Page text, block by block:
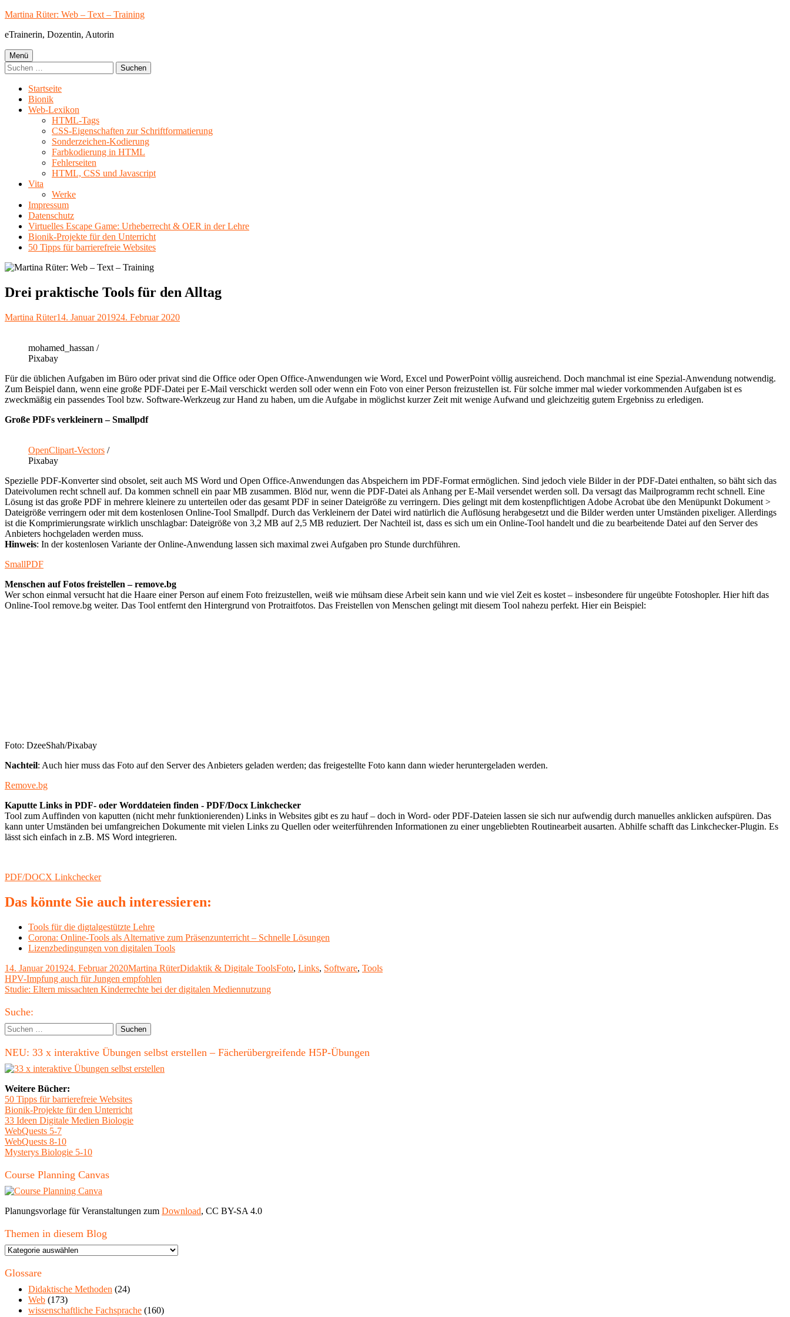
Springe
Inhalt
Martina Rüter: Web – Text – Training
eTrainerin, Dozentin, Autorin
Primäres
Menü
Menü
Suchen
nach:
Startseite
Bionik
Web-Lexikon
HTML-Tags
CSS-Eigenschaften zur Schriftformatierung
Sonderzeichen-Kodierung
Farbkodierung in HTML
Fehlerseiten
HTML, CSS und Javascript
Vita
Werke
Impressum
Datenschutz
Virtuelles Escape Game: Urheberrecht & OER in der Lehre
Bionik-Projekte für den Unterricht
50 Tipps für barrierefreie Websites
Drei praktische Tools für den Alltag
Autor
Martina RüterVeröffentlicht
14. Januar 201924. Februar 2020
mohamed_hassan /
Pixabay
Für die üblichen Aufgaben im Büro oder privat sind die Office oder Open Office-Anwendungen wie Word, Excel und PowerPoint völlig ausreichend. Doch manchmal ist eine Spezial-Anwendung notwendig.
Zum Beispiel dann, wenn eine große PDF-Datei per E-Mail verschickt werden soll oder wenn ein Foto von einer Person freizustellen ist. Für solche immer mal wieder vorkommenden Aufgaben ist es
zweckmäßig ein passendes Tool bzw. Software-Werkzeug zur Hand zu haben, um die Aufgabe in möglichst kurzer Zeit mit wenige Aufwand und gleichzeitig gutem Ergebniss zu erledigen.
Große PDFs verkleinern – Smallpdf
OpenClipart-Vectors /
Pixabay
Spezielle PDF-Konverter sind obsolet, seit auch MS Word und Open Office-Anwendungen das Abspeichern im PDF-Format ermöglichen. Sind jedoch viele Bilder in der PDF-Datei enthalten, so bäht sich das
Dateivolumen recht schnell auf. Da kommen schnell ein paar MB zusammen. Blöd nur, wenn die PDF-Datei als Anhang per E-Mail versendet werden soll. Da versagt das Mailprogramm recht schnell. Eine
Lösung ist das große PDF in mehrere kleinere zu unterteilen oder das gesamt PDF in seiner Dateigröße zu verringern. Dies gelingt mit dem kostenpflichtigen Adobe Acrobat übe den Menüpunkt Dokument >
Dateigröße verringern oder mit dem kostenlosen Online-Tool Smallpdf. Durch das Verkleinern der Datei wird natürlich die Auflösung herabgesetzt und die Bilder werden unter Umständen pixeliger. Allerdings
ist die Komprimierungsrate wirklich unschlagbar: Dateigröße von 3,2 MB auf 2,5 MB reduziert. Der Nachteil ist, dass es sich um ein Online-Tool handelt und die zu bearbeitende Datei auf den Server des
Anbieters hochgeladen werden muss.
Hinweis: In der kostenlosen Variante der Online-Anwendung lassen sich maximal zwei Aufgaben pro Stunde durchführen.
SmallPDF
Menschen auf Fotos freistellen – remove.bg
Wer schon einmal versucht hat die Haare einer Person auf einem Foto freizustellen, weiß wie mühsam diese Arbeit sein kann und wie viel Zeit es kostet – insbesondere für ungeübte Fotoshopler. Hier hift das
Online-Tool remove.bg weiter. Das Tool entfernt den Hintergrund von Protraitfotos. Das Freistellen von Menschen gelingt mit diesem Tool nahezu perfekt. Hier ein Beispiel:
Foto: DzeeShah/Pixabay
Nachteil: Auch hier muss das Foto auf den Server des Anbieters geladen werden; das freigestellte Foto kann dann wieder heruntergeladen werden.
Remove.bg
Kaputte Links in PDF- oder Worddateien finden - PDF/Docx Linkchecker
Tool zum Auffinden von kaputten (nicht mehr funktionierenden) Links in Websites gibt es zu hauf – doch in Word- oder PDF-Dateien lassen sie sich nur aufwendig durch manuelles anklicken aufspüren. Das
kann unter Umständen bei umfangreichen Dokumente mit vielen Links zu Quellen oder weiterführenden Informationen zu einer ungebliebten Routinearbeit ausarten. Abhilfe schafft das Linkchecker-Plugin. Es
lässt sich einfach in z.B. MS Word integrieren.
PDF/DOCX Linkchecker
Das könnte Sie auch interessieren:
Tools für die digtalgestützte Lehre
Corona: Online-Tools als Alternative zum Präsenzunterricht – Schnelle Lösungen
Lizenzbedingungen von digitalen Tools
Veröffentlicht
am
14. Januar 201924. Februar 2020Autor
Martina RüterKategorien
Didaktik & Digitale ToolsSchlagwörter
Foto, Links, Software, Tools
Beitragsnavigation
Vorheriger
Beitrag:
HPV-Impfung auch für Jungen empfohlen
Nächster
Studie: Eltern missachten Kinderrechte bei der digitalen Mediennutzung
Haupt-
Seitenleiste
Suche:
Suchen
nach:
NEU: 33 x interaktive Übungen selbst erstellen – Fächerübergreifende H5P-Übungen
Weitere Bücher:
50 Tipps für barrierefreie Websites
Bionik-Projekte für den Unterricht
33 Ideen Digitale Medien Biologie
WebQuests 5-7
WebQuests 8-10
Mysterys Biologie 5-10
Course Planning Canvas
Planungsvorlage für Veranstaltungen zum Download, CC BY-SA 4.0
Themen in diesem Blog
Themen
diesem
Glossare
Didaktische Methoden (24)
Web (173)
wissenschaftliche Fachsprache (160)